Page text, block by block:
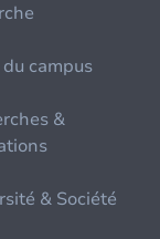
du campus
&
& Société